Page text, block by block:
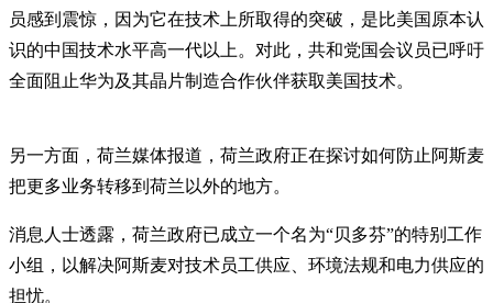
员感到震惊，因为它在技术上所取得的突破，是比美国原本认
识的中国技术水平高一代以上。对此，共和党国会议员已呼吁
全面阻止华为及其晶片制造合作伙伴获取美国技术。
另一方面，荷兰媒体报道，荷兰政府正在探讨如何防止阿斯麦
把更多业务转移到荷兰以外的地方。
消息人士透露，荷兰政府已成立一个名为“贝多芬”的特别工作
小组，以解决阿斯麦对技术员工供应、环境法规和电力供应的
担忧。